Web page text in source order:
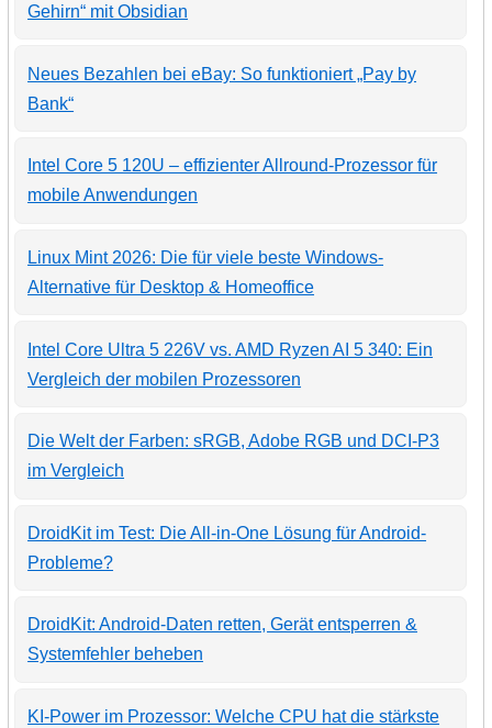
Gehirn“ mit Obsidian
Neues Bezahlen bei eBay: So funktioniert „Pay by
Bank“
Intel Core 5 120U – effizienter Allround-Prozessor für
mobile Anwendungen
Linux Mint 2026: Die für viele beste Windows-
Alternative für Desktop & Homeoffice
Intel Core Ultra 5 226V vs. AMD Ryzen AI 5 340: Ein
Vergleich der mobilen Prozessoren
Die Welt der Farben: sRGB, Adobe RGB und DCI-P3
im Vergleich
DroidKit im Test: Die All-in-One Lösung für Android-
Probleme?
DroidKit: Android-Daten retten, Gerät entsperren &
Systemfehler beheben
KI-Power im Prozessor: Welche CPU hat die stärkste